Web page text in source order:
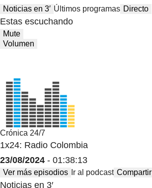
Noticias en 3′ Últimos programas Directo
Estas escuchando
Mute
Volumen
Crónica 24/7
1x24: Radio Colombia
23/08/2024 - 01:38:13
Ver más episodios Ir al podcast Compartir
Noticias en 3′